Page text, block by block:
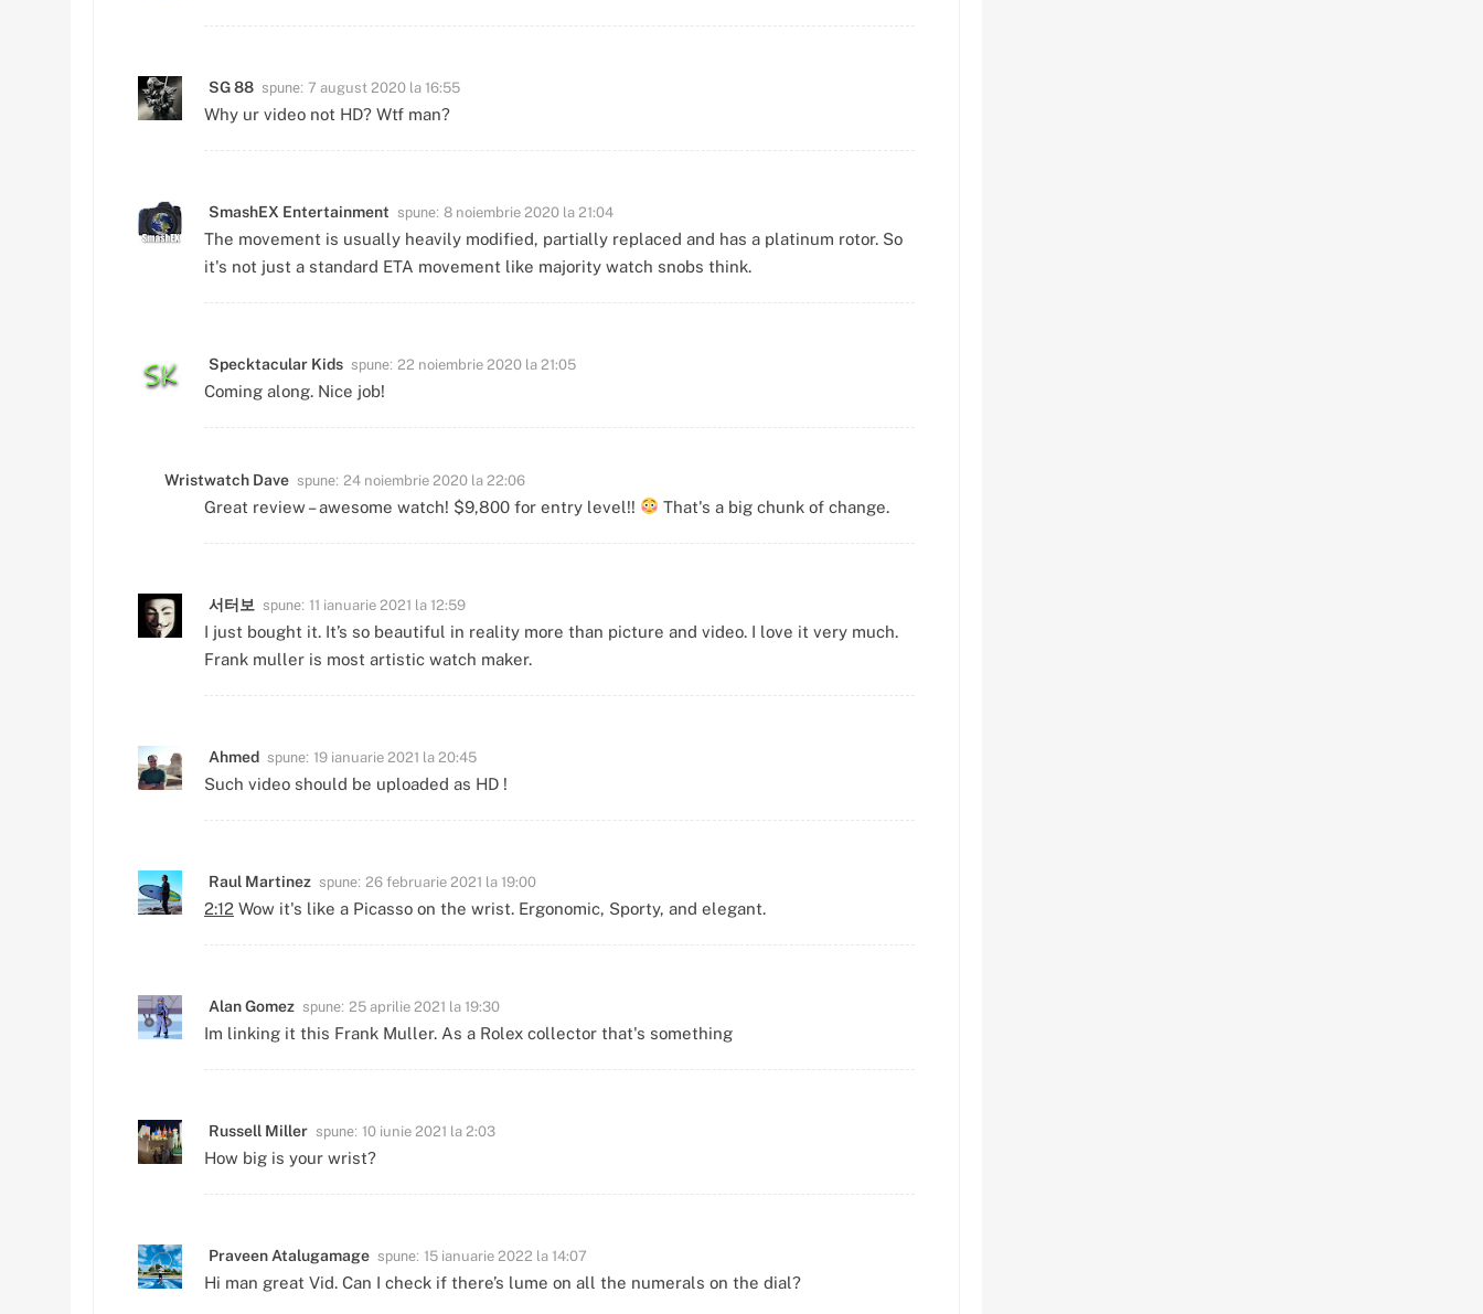
SG 88 spune: 7 august 2020 la 16:55
Why ur video not HD? Wtf man?
SmashEX Entertainment spune: 8 noiembrie 2020 la 21:04
The movement is usually heavily modified, partially replaced and has a platinum rotor. So
it's not just a standard ETA movement like majority watch snobs think.
Specktacular Kids spune: 22 noiembrie 2020 la 21:05
Coming along. Nice job!
Wristwatch Dave spune: 24 noiembrie 2020 la 22:06
Great review – awesome watch! $9,800 for entry level!! That's a big chunk of change.
서터보 spune: 11 ianuarie 2021 la 12:59
I just bought it. It’s so beautiful in reality more than picture and video. I love it very much.
Frank muller is most artistic watch maker.
Ahmed spune: 19 ianuarie 2021 la 20:45
Such video should be uploaded as HD !
Raul Martinez spune: 26 februarie 2021 la 19:00
2:12 Wow it's like a Picasso on the wrist. Ergonomic, Sporty, and elegant.
Alan Gomez spune: 25 aprilie 2021 la 19:30
Im linking it this Frank Muller. As a Rolex collector that's something
Russell Miller spune: 10 iunie 2021 la 2:03
How big is your wrist?
Praveen Atalugamage spune: 15 ianuarie 2022 la 14:07
Hi man great Vid. Can I check if there’s lume on all the numerals on the dial?